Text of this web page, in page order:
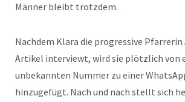
Männer bleibt trotzdem.
Nachdem Klara die progressive
Artikel interviewt, wird sie plötzlich von
unbekannten Nummer zu einer
hinzugefügt. Nach und nach stellt sich